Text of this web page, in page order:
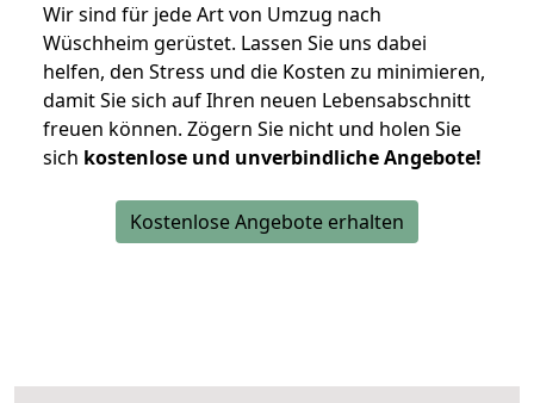
Wir sind für jede Art von Umzug nach
Wüschheim gerüstet. Lassen Sie uns dabei
helfen, den Stress und die Kosten zu minimieren,
damit Sie sich auf Ihren neuen Lebensabschnitt
freuen können. Zögern Sie nicht und holen Sie
sich kostenlose und unverbindliche Angebote!
Kostenlose Angebote erhalten